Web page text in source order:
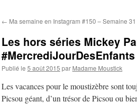
contenu
← Ma semaine en Instagram #150 – Semaine 31
Les hors séries Mickey
#MercrediJourDesEnfants
Publié le 5 août 2015 par Madame Moustick
Les vacances pour le moustizèbre sont
Picsou géant, d’un trésor de Picsou ou